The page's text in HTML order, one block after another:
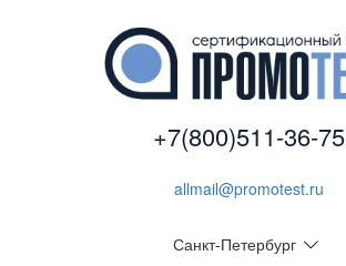
+7(800)511-36-75
allmail@promotest.ru
Санкт-Петербург